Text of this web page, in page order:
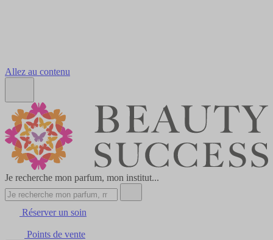
Allez au contenu
Je recherche mon parfum, mon institut...
Réserver un soin
Points de vente